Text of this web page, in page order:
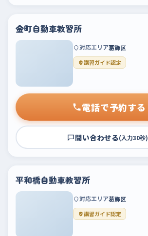
金町自動車教習所
対応エリア葛飾区
講習ガイド認定
電話で予約する
問い合わせる(入力30秒)
平和橋自動車教習所
対応エリア葛飾区
講習ガイド認定